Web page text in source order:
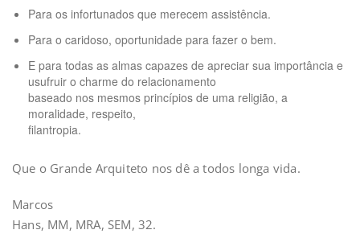
Para os infortunados que merecem assistência.
Para o caridoso, oportunidade para fazer o bem.
E para todas as almas capazes de apreciar sua importância e
usufruir o charme do relacionamento
baseado nos mesmos princípios de uma religião, a
moralidade, respeito,
filantropia.
Que o Grande Arquiteto nos dê a todos longa vida.
Marcos
Hans, MM, MRA, SEM, 32.